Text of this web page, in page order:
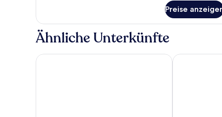
anzeigen
Double
room
with
bed
Preise
Ähnliche Unterkünfte
Vilnius Park Plaza Best Western